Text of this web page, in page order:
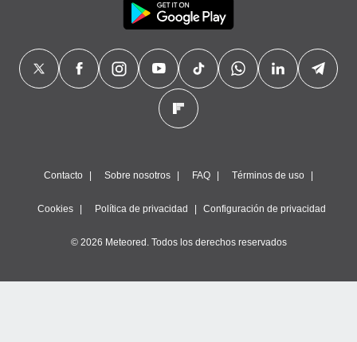
Contacto Sobre nosotros FAQ Términos de uso
Cookies Política de privacidad Configuración de privacidad
© 2026 Meteored. Todos los derechos reservados